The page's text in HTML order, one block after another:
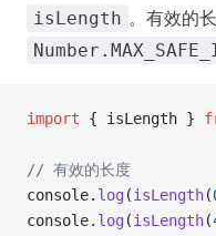
isLength 。有效的
import { isLength }
// 有效的长度
console. log (isLength(
console. log (isLength(